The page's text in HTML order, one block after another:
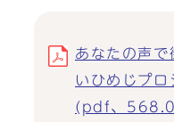
あなたの声で
いひめじプロ
(pdf、